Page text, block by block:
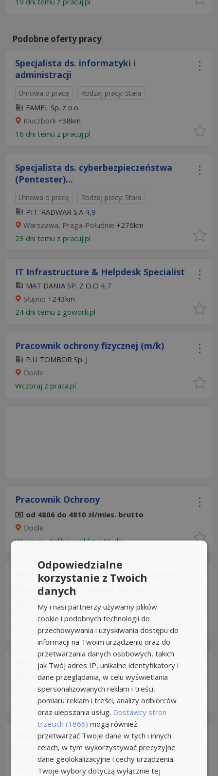
Podobne oferty pracy
Specjalista ds. informatyki i
administracji
Umowa o pracę Rodzaj pracy: Stała
FAMEL Sp. z o.o
Kluczbork +38km
16 dni temu z pracuj.pl
Specjalista ds. cyberbezpieczeństwa
(Pentester)...
Umowa o pracę Rodzaj pracy: Stała
PIT-RADWAR S.A 4,9
Warszawa, Praga-Południe +276km
23 dni temu z pracuj.pl
IT Infrastructure & Helpdesk Specialist
MAT DANIA SP. Z O.O 4,7
Słupno +243km
24 dni temu z gowork.pl
Pracownik ochrony fizycznej (m/k)
P.U TOMBOR Sp. J
Opole
Wczoraj z praca.pl
Pracownik Ochrony
od 4806 do 4810 zł/mies. brutto
Opole
Wczoraj-Aplikuj szybko z Nuzle
Pracownik Ochrony Fizycznej - Opole
od 4806 do 4810 zł/mies. brutto
Hunters
Opole
Wczoraj-Aplikuj szybko z Nuzle
Pracownik Ochrony (K/M)
Hunters
Opole
3 dni temu zrocketjobs.pl
Praca na Ochronie k/m
Rodzaj pracy: Stała
Solid Security Sp. z o. o
Odpowiedzialne
korzystanie z Twoich
danych
My i nasi partnerzy używamy plików
cookie i podobnych technologii do
przechowywania i uzyskiwania dostępu do
informacji na Twoim urządzeniu oraz do
przetwarzania danych osobowych, takich
jak Twój adres IP, unikalne identyfikatory i
dane przeglądania, w celu wyświetlania
spersonalizowanych reklam i treści,
pomiaru reklam i treści, analizy odbiorców
oraz ulepszania usług. Dostawcy stron
trzecich (1866) mogą również
przetwarzać Twoje dane w tych i innych
celach, w tym wykorzystywać precyzyjne
dane geolokalizacyjne i cechy urządzenia.
Twoje wybory dotyczą wyłącznie tej